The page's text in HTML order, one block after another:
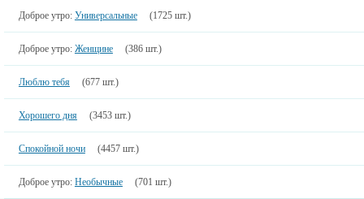
Доброе утро: Универсальные (1725 шт.)
Доброе утро: Женщине (386 шт.)
Люблю тебя (677 шт.)
Хорошего дня (3453 шт.)
Спокойной ночи (4457 шт.)
Доброе утро: Необычные (701 шт.)